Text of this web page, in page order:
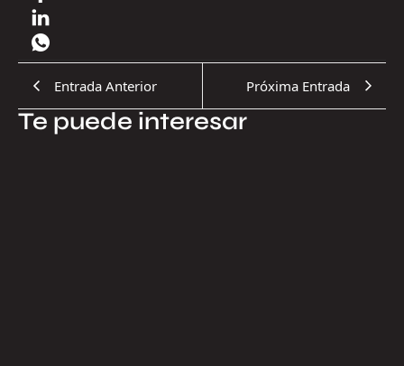
Entrada Anterior Próxima Entrada
Te puede interesar